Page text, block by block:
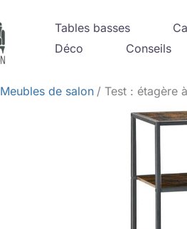
Tables basses
Déco
Conseils
Meubles de salon Test : étagère